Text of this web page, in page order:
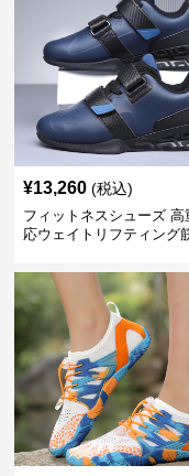
¥13,260 (税込)
フィットネスシューズ 高
応ウェイトリフティング